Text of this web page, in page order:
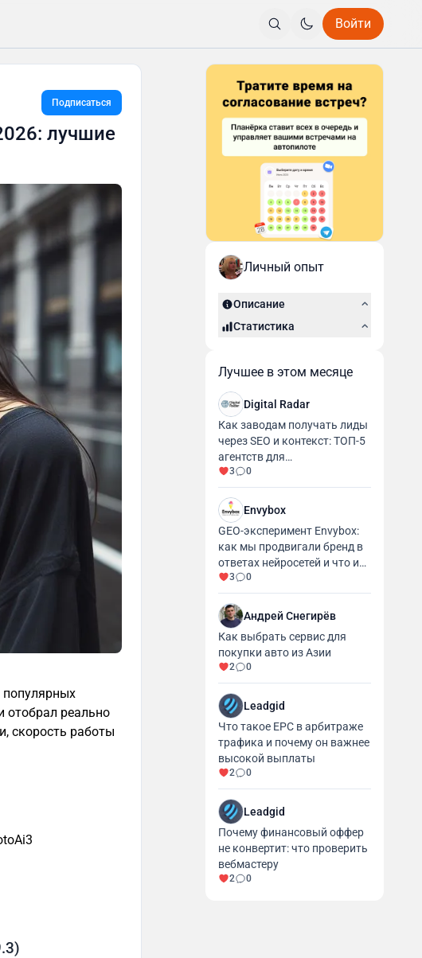
Войти
Подписаться
лучшие
отобрал реально
скорость работы
Личный опыт
Описание
Статистика
Лучшее в этом месяце
Digital Radar
Как заводам получать лиды
через SEO и контекст: ТОП-5
агентств для
промышленности и
производства
3 0
Envybox
GEO-эксперимент Envybox:
как мы продвигали бренд в
ответах нейросетей и что из
этого вышло
3 0
Андрей Снегирёв
Как выбрать сервис для
покупки авто из Азии
2 0
Leadgid
Что такое EPC в арбитраже
трафика и почему он важнее
высокой выплаты
2 0
Leadgid
Почему финансовый оффер
не конвертит: что проверить
вебмастеру
2 0